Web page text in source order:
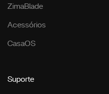
ZimaBlade
Acessórios
CasaOS
Suporte